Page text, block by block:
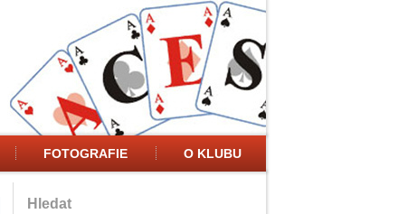
FOTOGRAFIE O KLUBU
Hledat